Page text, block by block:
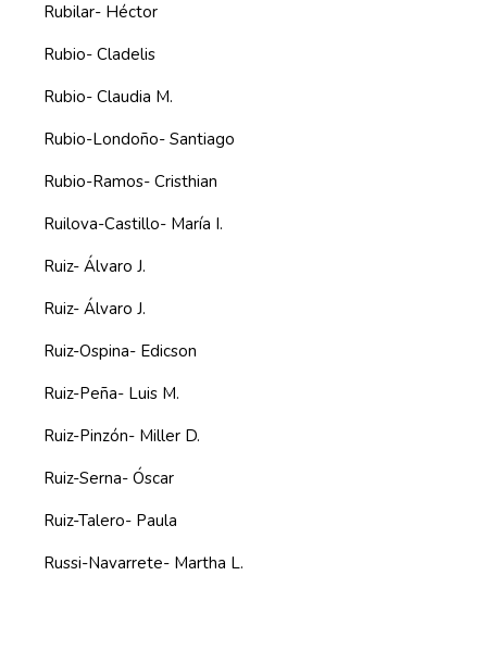
Rubilar- Héctor
Rubio- Cladelis
Rubio- Claudia M.
Rubio-Londoño- Santiago
Rubio-Ramos- Cristhian
Ruilova-Castillo- María I.
Ruiz- Álvaro J.
Ruiz- Álvaro J.
Ruiz-Ospina- Edicson
Ruiz-Peña- Luis M.
Ruiz-Pinzón- Miller D.
Ruiz-Serna- Óscar
Ruiz-Talero- Paula
Russi-Navarrete- Martha L.